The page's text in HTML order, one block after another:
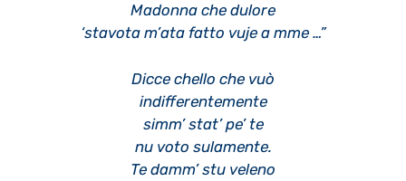
Madonna che dulore
‘stavota m’ata fatto vuje a mme …”
Dicce chello che vuò
indifferentemente
simm’ stat’ pe’ te
nu voto sulamente.
Te damm’ stu veleno